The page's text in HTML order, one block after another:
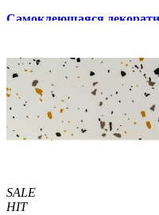
Самоклеющаяся
129 грн. /шт 160 грн. /шт
Купить В закладки
SALE
HIT